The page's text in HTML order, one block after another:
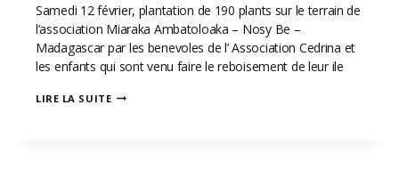
Samedi 12 février, plantation de 190 plants sur le terrain de
l’association Miaraka Ambatoloaka – Nosy Be –
Madagascar par les benevoles de l’ Association Cedrina et
les enfants qui sont venu faire le reboisement de leur ile
LIRE LA SUITEPLANTATION